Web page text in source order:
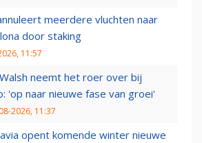
meerdere vluchten naar
door staking
11:57
neemt het roer over bij
'op naar nieuwe fase van groei'
2026, 11:37
opent komende winter nieuwe